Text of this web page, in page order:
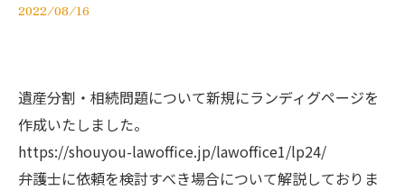
2022/08/16
遺産分割・相続問題について新規にランディグページを
作成いたしました。
https://shouyou-lawoffice.jp/lawoffice1/lp24/
弁護士に依頼を検討すべき場合について解説しておりま